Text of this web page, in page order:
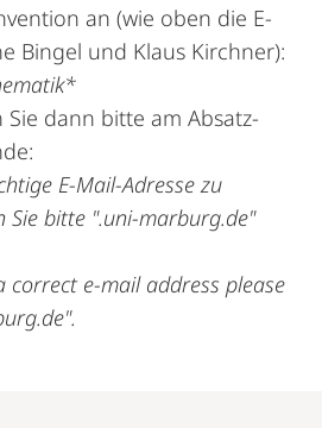
an (wie oben die E-
Bingel und Klaus Kirchner):
dann bitte am Absatz-
E-Mail-Adresse zu
Sie bitte ".uni-marburg.de"
e-mail address please